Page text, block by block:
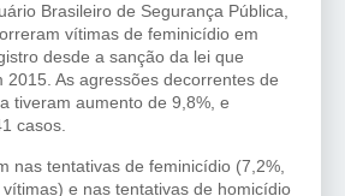
Brasileiro de Segurança Pública,
vítimas de feminicídio em
desde a sanção da lei que
2015. As agressões decorrentes de
tiveram aumento de 9,8%, e
casos.
nas tentativas de feminicídio (7,2%,
e nas tentativas de homicídio